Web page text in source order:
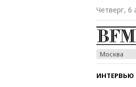
Четверг, 6
Москва
ИНТЕРВЬЮ